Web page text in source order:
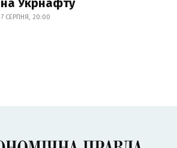
7 СЕРПНЯ, 20:00